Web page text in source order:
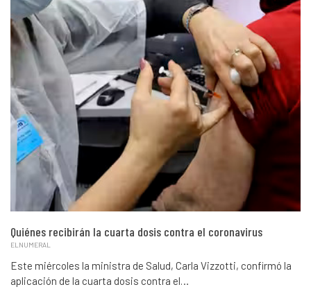
Quiénes recibirán la cuarta dosis contra el coronavirus
ELNUMERAL
Este miércoles la ministra de Salud, Carla Vizzotti, confirmó la
aplicación de la cuarta dosis contra el…